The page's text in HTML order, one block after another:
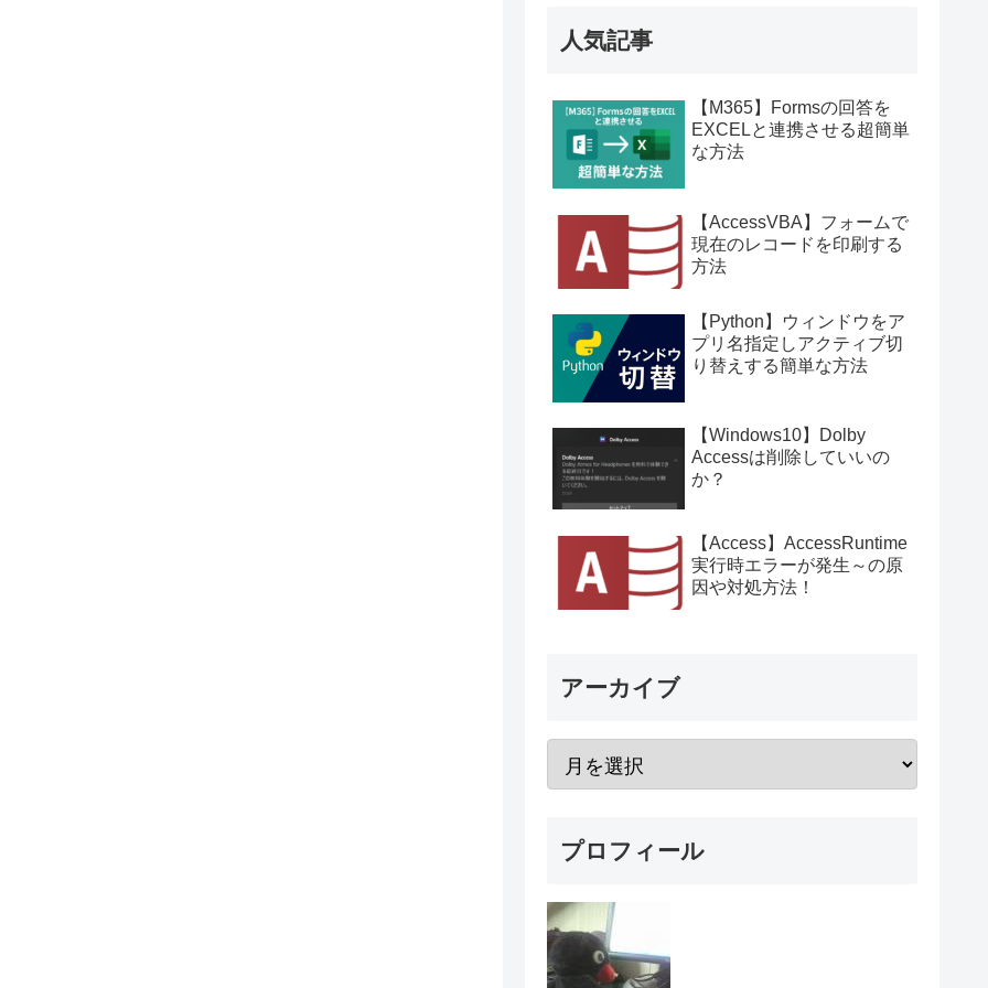
人気記事
【M365】Formsの回答を
EXCELと連携させる超簡単
な方法
【AccessVBA】フォームで
現在のレコードを印刷する
方法
【Python】ウィンドウをア
プリ名指定しアクティブ切
り替えする簡単な方法
【Windows10】Dolby
Accessは削除していいの
か？
【Access】AccessRuntime
実行時エラーが発生～の原
因や対処方法！
アーカイブ
プロフィール